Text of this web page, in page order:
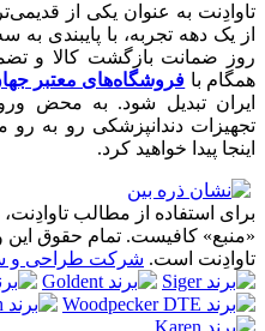
تاوادِنت به عنوان یکی از
روز ضمانت بازگشت کالا و
همگام با فروشگاه‌های معتبر
ایران تبدیل شود. به محض
تجهیزات دندانپزشکی رو به رو
اینجا پیدا خواهید کرد.
برای استفاده از مطالب
«منبع» کافیست. تمام حقوق اين
تاوادِنت است. شرکت طراحی و